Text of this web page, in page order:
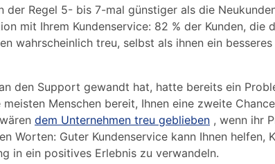
der Regel 5- bis 7-mal günstiger als die
mit Ihrem Kundenservice: 82 % der Kunden, die
wahrscheinlich treu, selbst als ihnen ein
den Support gewandt hat, hatte bereits ein
Menschen bereit, Ihnen eine zweite
dem Unternehmen treu geblieben , wenn ihr
Worten: Guter Kundenservice kann Ihnen helfen,
in ein positives Erlebnis zu verwandeln.